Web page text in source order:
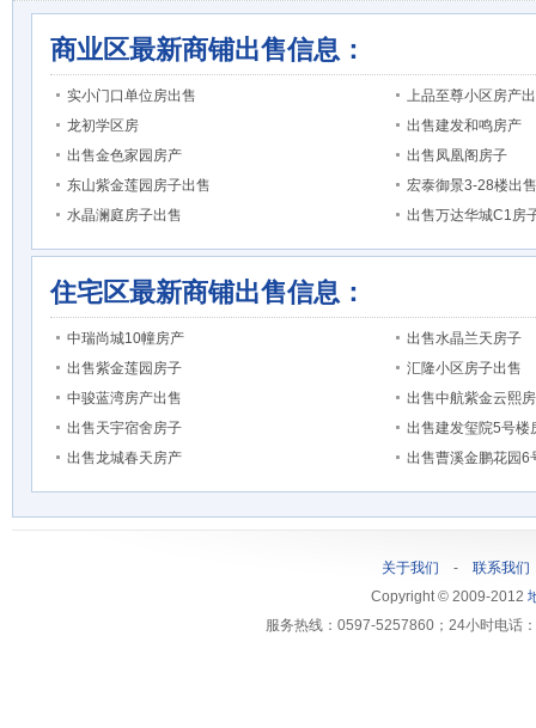
商业区最新商铺出售信息：
实小门口单位房出售
上品至尊小区房产
龙初学区房
出售建发和鸣房产
出售金色家园房产
出售凤凰阁房子
东山紫金莲园房子出售
宏泰御景3-28楼出售
水晶澜庭房子出售
出售万达华城C1房
住宅区最新商铺出售信息：
中瑞尚城10幢房产
出售水晶兰天房子
出售紫金莲园房子
汇隆小区房子出售
中骏蓝湾房产出售
出售中航紫金云熙
出售天宇宿舍房子
出售建发玺院5号楼
出售龙城春天房产
出售曹溪金鹏花园6
关于我们 - 联系我们
Copyright © 2009-2012
服务热线：0597-5257860；24小时电